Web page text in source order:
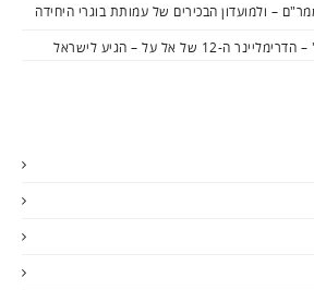
– ולמועדון הבכירים של עמותת בוגרי היחידה
ה-12 של אל על – הגיע לישראל